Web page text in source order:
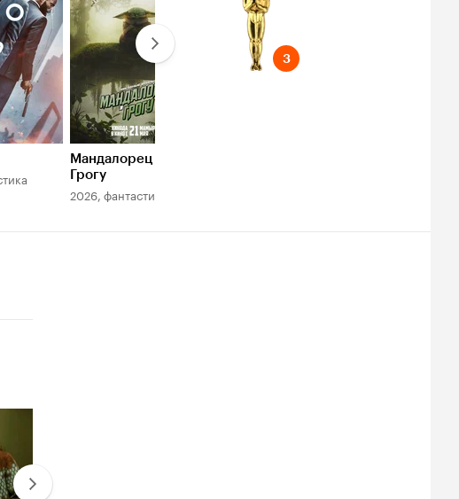
3
Победитель
Лучший саундтрек
Грешники
Лучший саундтрек
Оппенгеймер
Лучший саундтрек
Чёрная Пантера
Номинации
3
Мандалорец и
Грогу
2026, фантастика